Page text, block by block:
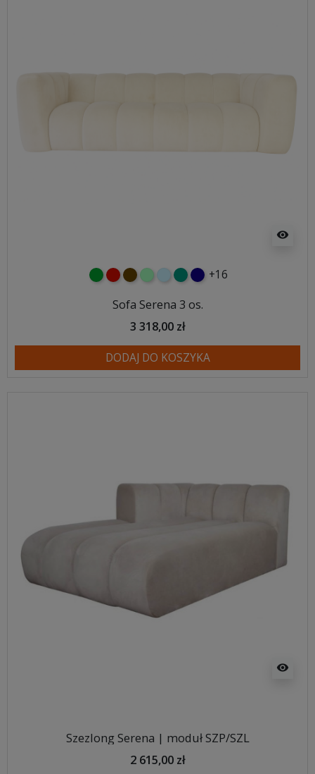
visibility
zielonyczerwony
czekoladowy
miętowybłękitnyturkusowy
granatowy
+16
Sofa Serena 3 os.
3 318,00 zł
DODAJ DO KOSZYKA
visibility
Szezlong Serena | moduł SZP/SZL
2 615,00 zł